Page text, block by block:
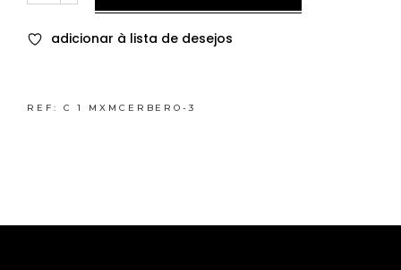
adicionar à lista de desejos
REF: C 1 MXMCERBERO-3